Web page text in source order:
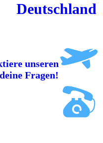
Deutschland
unseren
Fragen!